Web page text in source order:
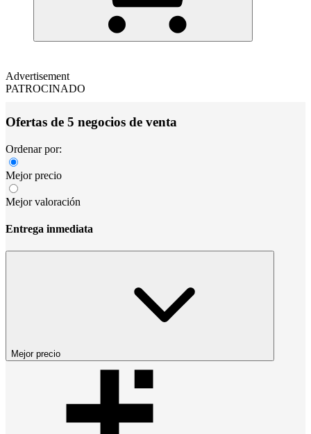
Advertisement
PATROCINADO
Ofertas de 5 negocios de venta
Ordenar por:
Mejor precio
Mejor valoración
Entrega inmediata
Mejor precio